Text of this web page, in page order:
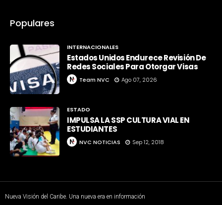
Populares
INTERNACIONALES
Estados Unidos Endurece Revisión De
Redes Sociales Para Otorgar Visas
Team NVC Ago 07, 2026
ESTADO
IMPULSA LA SSP CULTURA VIAL EN
ESTUDIANTES
NVC NOTICIAS Sep 12, 2018
Nueva Visión del Caribe. Una nueva era en información